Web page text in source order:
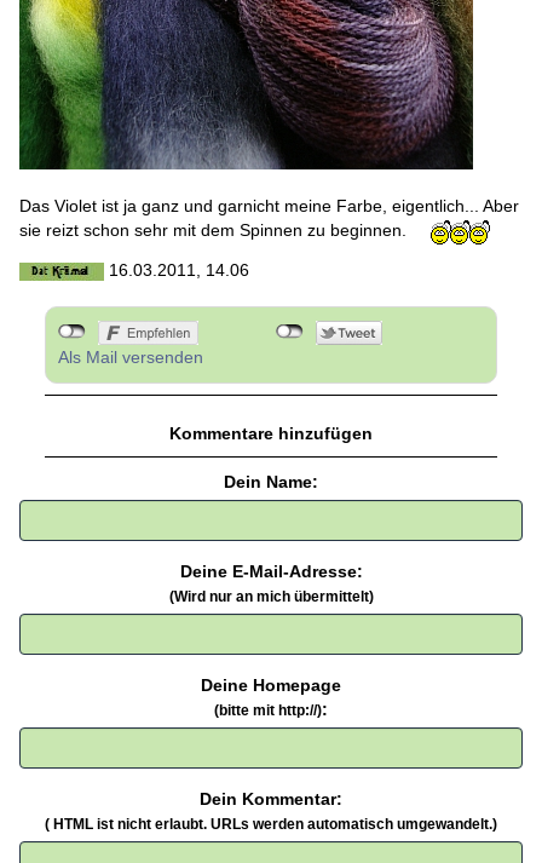
Das Violet ist ja ganz und garnicht meine Farbe, eigentlich... Aber
sie reizt schon sehr mit dem Spinnen zu beginnen.
16.03.2011, 14.06
Als Mail versenden
Kommentare hinzufügen
Dein Name:
Deine E-Mail-Adresse:
(Wird nur an mich übermittelt)
Deine Homepage
(bitte mit http://):
Dein Kommentar:
( HTML ist nicht erlaubt. URLs werden automatisch umgewandelt.)